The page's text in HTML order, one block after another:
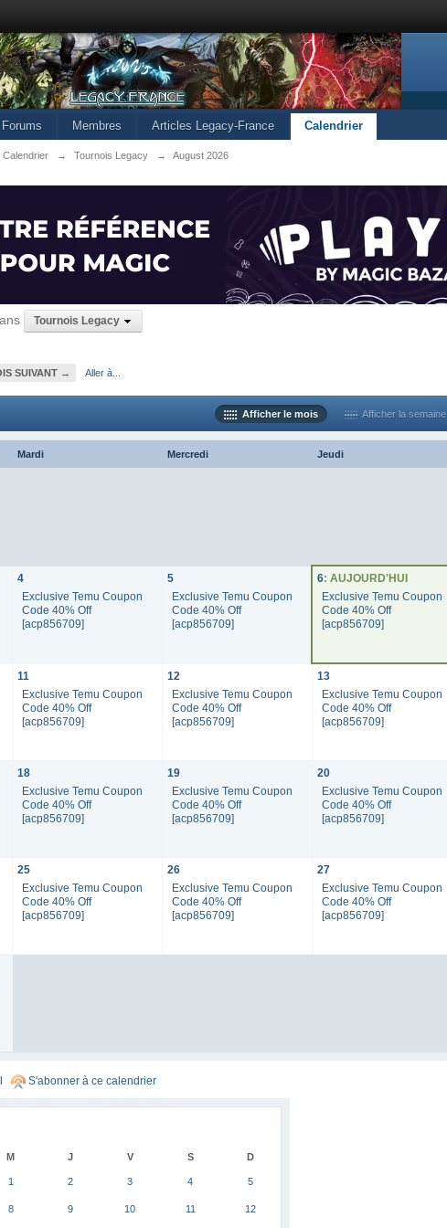
Forums Membres Articles Legacy-France Calendrier
Calendrier → Tournois Legacy → August 2026
Tournois Legacy
SUIVANT → Aller à...
Afficher le mois Afficher la semaine
Mardi Mercredi Jeudi
4
Exclusive Temu Coupon
Code 40% Off
[acp856709]
5
Exclusive Temu Coupon
Code 40% Off
[acp856709]
6: AUJOURD'HUI
Exclusive Temu Coupon
Code 40% Off
[acp856709]
11
Exclusive Temu Coupon
Code 40% Off
[acp856709]
12
Exclusive Temu Coupon
Code 40% Off
[acp856709]
13
Exclusive Temu Coupon
Code 40% Off
[acp856709]
18
Exclusive Temu Coupon
Code 40% Off
[acp856709]
19
Exclusive Temu Coupon
Code 40% Off
[acp856709]
20
Exclusive Temu Coupon
Code 40% Off
[acp856709]
25
Exclusive Temu Coupon
Code 40% Off
[acp856709]
26
Exclusive Temu Coupon
Code 40% Off
[acp856709]
27
Exclusive Temu Coupon
Code 40% Off
[acp856709]
S'abonner à ce calendrier
M J V S D
1 2 3 4 5
8 9 10 11 12